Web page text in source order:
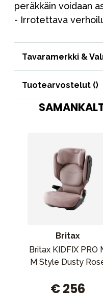
peräkkäin voidaan
- Irrotettava
Tavaramerkki &
Tuotearvostelut ()
Britax
Britax KIDFIX PRO
M Style Dusty
€ 256